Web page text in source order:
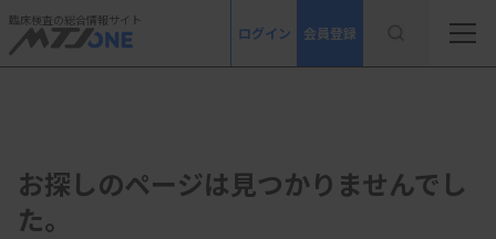
臨床検査の総合情報サイト
ログイン 会員登録
お探しのページは見つかりませんでし
た。